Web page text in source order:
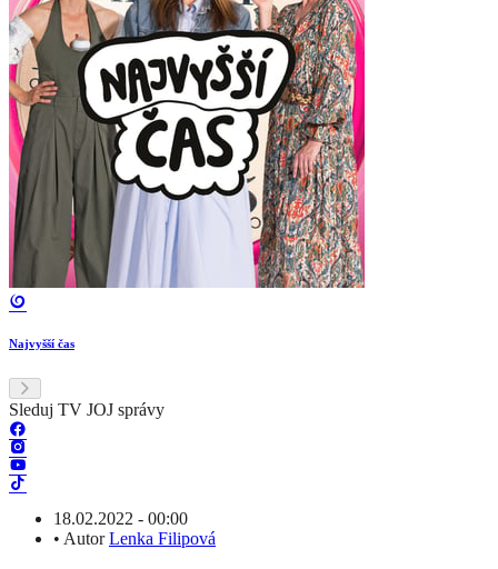
Najvyšší čas
Sleduj TV JOJ správy
18.02.2022 - 00:00
• AutorLenka Filipová